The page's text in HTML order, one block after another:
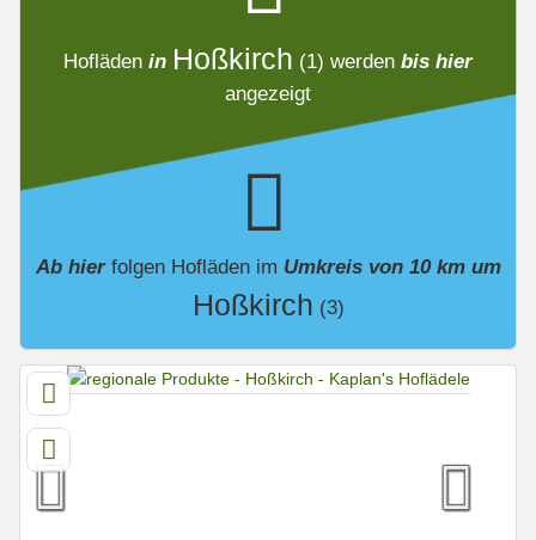
Hofläden in Hoßkirch (1) werden bis hier
angezeigt
Ab hier folgen Hoflädenim Umkreis von 10 km um
Hoßkirch (3)